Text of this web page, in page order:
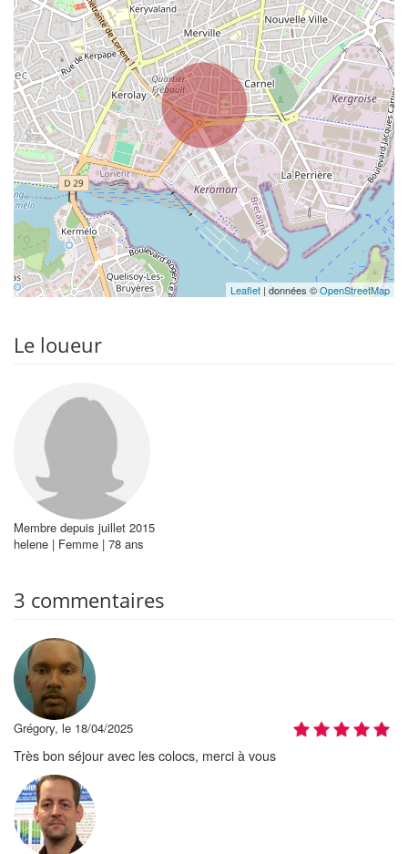
Leaflet | données ©OpenStreetMap
Le loueur
Membre depuis juillet 2015
helene | Femme | 78 ans
3 commentaires
Grégory, le 18/04/2025
Très bon séjour avec les colocs, merci à vous